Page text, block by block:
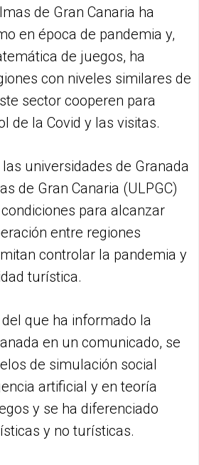
de Gran Canaria ha
en época de pandemia y,
de juegos, ha
con niveles similares de
sector cooperen para
de la Covid y las visitas.
universidades de Granada
de Gran Canaria (ULPGC)
para alcanzar
entre regiones
controlar la pandemia y
turística.
que ha informado la
en un comunicado, se
de simulación social
artificial y en teoría
y se ha diferenciado
y no turísticas.